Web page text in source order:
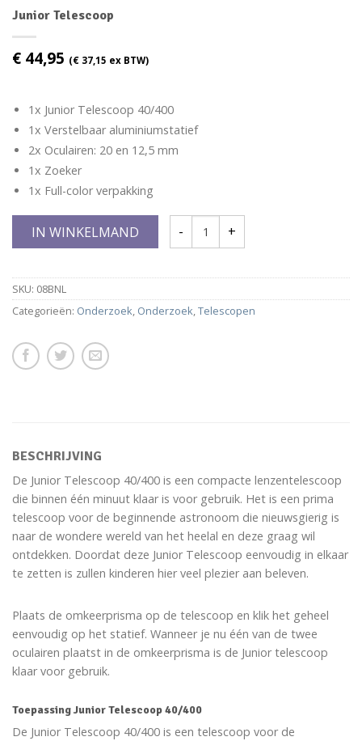
Junior Telescoop
€ 44,95 (€ 37,15 ex BTW)
1x Junior Telescoop 40/400
1x Verstelbaar aluminiumstatief
2x Oculairen: 20 en 12,5 mm
1x Zoeker
1x Full-color verpakking
IN WINKELMAND
SKU: 08BNL
Categorieën: Onderzoek, Onderzoek,Telescopen
BESCHRIJVING
De Junior Telescoop 40/400 is een compacte lenzentelescoop
die binnen één minuut klaar is voor gebruik. Het is een prima
telescoop voor de beginnende astronoom die nieuwsgierig is
naar de wondere wereld van het heelal en deze graag wil
ontdekken. Doordat deze Junior Telescoop eenvoudig in elkaar
te zetten is zullen kinderen hier veel plezier aan beleven.
Plaats de omkeerprisma op de telescoop en klik het geheel
eenvoudig op het statief. Wanneer je nu één van de twee
oculairen plaatst in de omkeerprisma is de Junior telescoop
klaar voor gebruik.
Toepassing Junior Telescoop 40/400
De Junior Telescoop 40/400 is een telescoop voor de